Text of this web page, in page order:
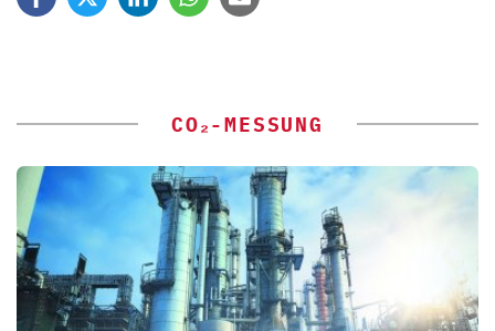
CO₂-MESSUNG